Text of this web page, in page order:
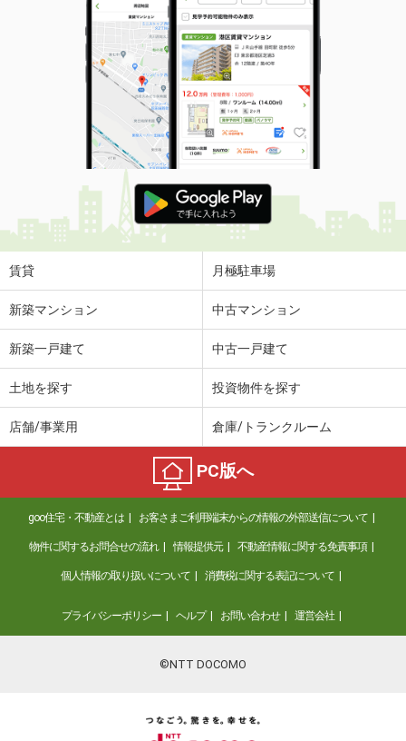
賃貸 月極駐車場
新築マンション 中古マンション
新築一戸建て 中古一戸建て
土地を探す 投資物件を探す
店舗/事業用 倉庫/トランクルーム
PC版へ
goo住宅・不動産とは お客さまご利用端末からの情報の外部送信について
物件に関するお問合せの流れ 情報提供元 不動産情報に関する免責事項
個人情報の取り扱いについて 消費税に関する表記について
プライバシーポリシー ヘルプ お問い合わせ 運営会社
©NTT DOCOMO